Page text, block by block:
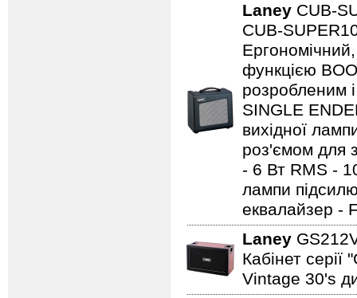
Laney CUB-
CUB-
функцією
розробленим
SINGLE
вихідної
роз'ємом для
- 6 Вт RMS -
лампи
еквалайзер -
Laney
Кабінет
Vintage 30's